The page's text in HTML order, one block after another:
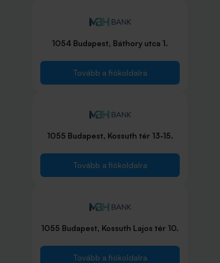
1054 Budapest, Báthory utca 1.
Tovább a fiókoldalra
1055 Budapest, Kossuth tér 13-15.
Tovább a fiókoldalra
1055 Budapest, Kossuth Lajos tér 10.
Tovább a fiókoldalra